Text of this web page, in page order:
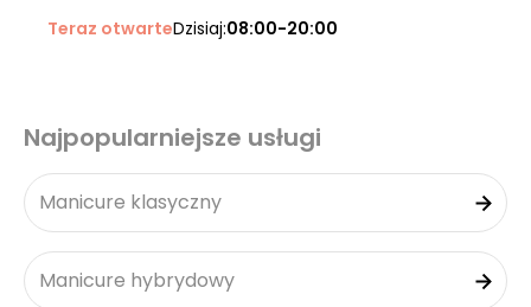
Teraz otwarteDzisiaj:08:00-20:00
Najpopularniejsze usługi
Manicure klasyczny
Manicure hybrydowy